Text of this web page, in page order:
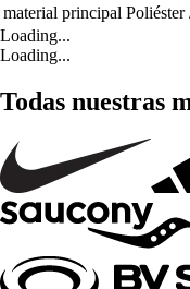
material principal Poliéster
Loading...
Loading...
Todas nuestras